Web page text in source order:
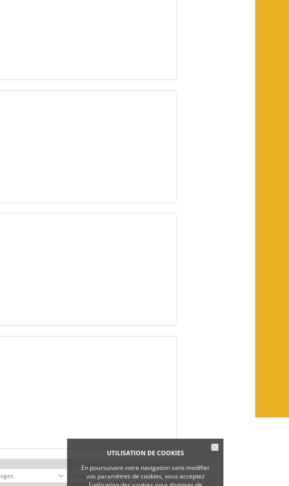
UTILISATION DE COOKIES
En poursuivant votre navigation sans modifier
vos paramètres de cookies, vous acceptez